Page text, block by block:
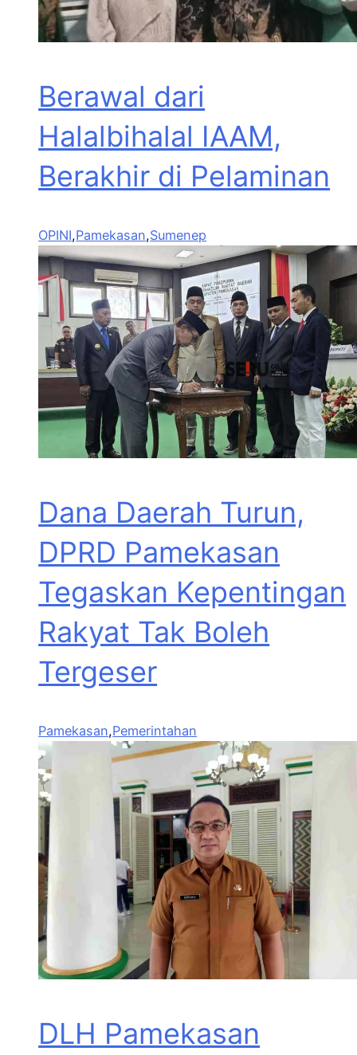
Berawal dari
Halalbihalal IAAM,
Berakhir di Pelaminan
OPINI,Pamekasan,Sumenep
Dana Daerah Turun,
DPRD Pamekasan
Tegaskan Kepentingan
Rakyat Tak Boleh
Tergeser
Pamekasan,Pemerintahan
DLH Pamekasan